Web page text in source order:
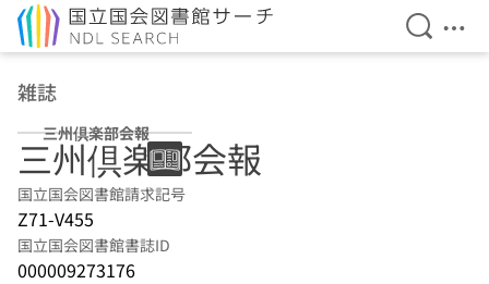
検索を
メ
雑誌
三州倶楽部会報
三州倶楽部会報
国立国会図書館請求記号
Z71-V455
国立国会図書館書誌ID
000009273176